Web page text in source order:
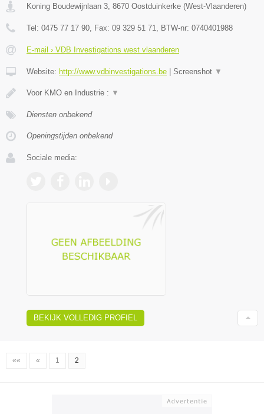
Koning Boudewijnlaan 3 8670 Oostduinkerke (West-Vlaanderen)
Tel: 0475 77 17 90 , Fax: 09 329 51 71 , BTW-nr: 0740401988
E-mail › VDB Investigations west vlaanderen
Website: http://www.vdbinvestigations.be Screenshot ▼
Voor KMO en Industrie : ▼
Diensten onbekend
Openingstijden onbekend
Sociale media:
BEKIJK VOLLEDIG PROFIEL
«« « 1 2